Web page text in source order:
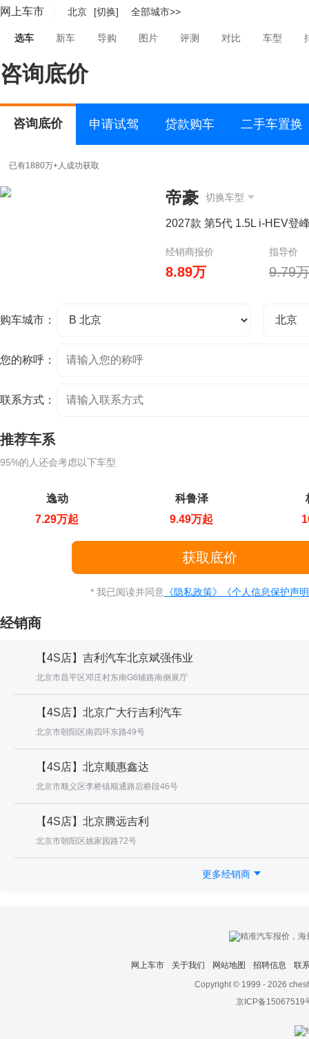
网上车市 北京 [切换] 全部城市>>
选车 新车 导购 图片 评测 对比 车型
咨询底价
咨询底价 申请试驾 贷款购车 二手车置换
已有1880万+人成功获取
帝豪 切换车型
2027款 第5代 1.5L i-HEV登
经销商报价 指导价
8.89万 9.79万
购车城市：
您的称呼：
联系方式：
推荐车系
95%的人还会考虑以下车型
逸动
7.29万起
科鲁泽
9.49万起
* 我已阅读并同意 《隐私政策》 《个人信息保护声
经销商
【4S店】吉利汽车北京斌强伟业
北京市昌平区邓庄村东南G6辅路南侧展厅
【4S店】北京广大行吉利汽车
北京市朝阳区南四环东路49号
【4S店】北京顺惠鑫达
北京市顺义区李桥镇顺通路后桥段46号
【4S店】北京腾远吉利
北京市朝阳区姚家园路72号
更多经销商
网上车市 关于我们 网站地图 招聘信息
联
Copyright © 1999 - 2026
京ICP备15067519